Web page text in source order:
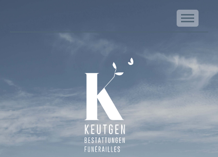
Keutgen | Bestattungen - Funérailles